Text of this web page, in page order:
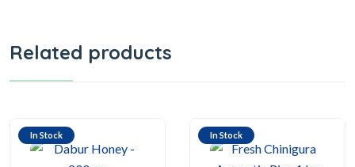
Related products
In Stock In Stock